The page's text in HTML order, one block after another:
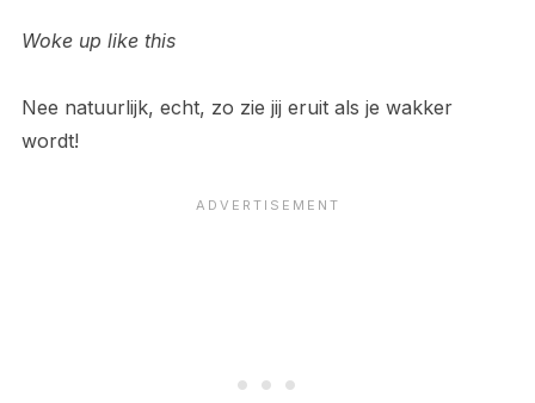
Woke up like this
Nee natuurlijk, echt, zo zie jij eruit als je wakker
wordt!